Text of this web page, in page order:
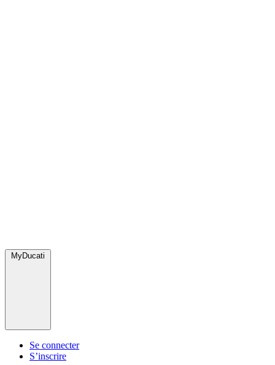
MyDucati
Se connecter
S’inscrire